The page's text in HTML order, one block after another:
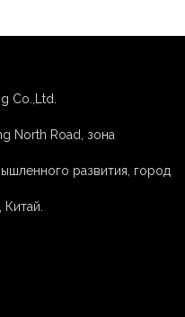
Co.,Ltd.
North Road, зона
развития, город